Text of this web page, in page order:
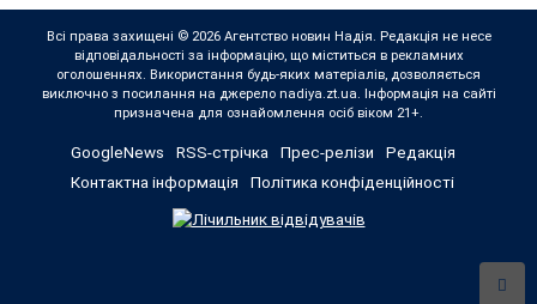
Всі права захищені © 2026 Агентство новин Надія. Редакція не несе
відповідальності за інформацію, що міститься в рекламних
оголошеннях. Використання будь-яких матеріалів, дозволяється
виключно з посилання на джерело nadiya.zt.ua. Інформація на сайті
призначена для ознайомлення осіб віком 21+.
GoogleNews RSS-стрічка Прес-релізи
Редакція
Контактна інформація
Політика конфіденційності